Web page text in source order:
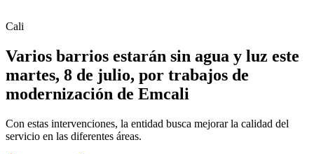
Cali
Varios barrios estarán sin agua y luz este
martes, 8 de julio, por trabajos de
modernización de Emcali
Con estas intervenciones, la entidad busca mejorar la calidad del
servicio en las diferentes áreas.